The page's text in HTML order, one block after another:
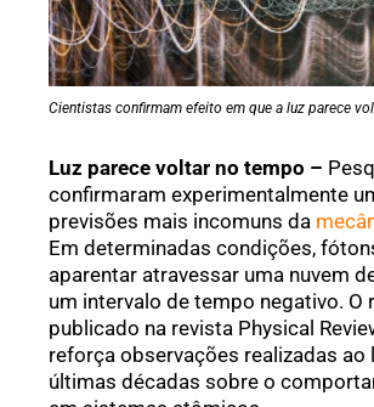
Cientistas confirmam efeito em que a luz parece
Luz parece voltar no tempo –
confirmaram experimentalmente
previsões mais incomuns da
Em determinadas condições,
aparentar atravessar uma nuvem
um intervalo de tempo negativo. O
publicado na revista Physical
reforça observações realizadas ao
últimas décadas sobre o